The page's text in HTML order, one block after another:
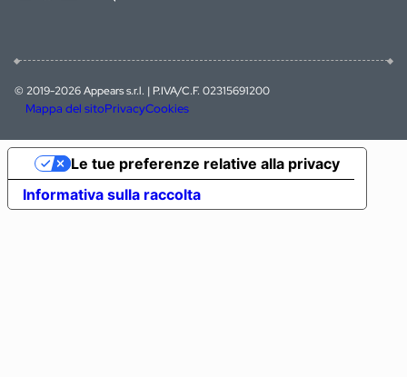
© 2019-2026 Appears s.r.l. | P.IVA/C.F. 02315691200
Mappa del sitoPrivacyCookies
Informativa sulla raccolta
Le tue preferenze relative alla privacy